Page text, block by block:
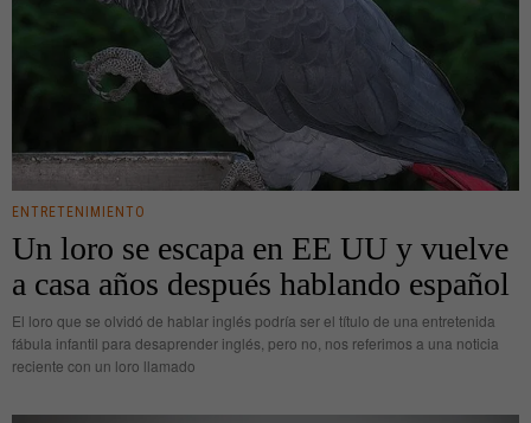
ENTRETENIMIENTO
Un loro se escapa en EE UU y vuelve
a casa años después hablando español
El loro que se olvidó de hablar inglés podría ser el título de una entretenida
fábula infantil para desaprender inglés, pero no, nos referimos a una noticia
reciente con un loro llamado